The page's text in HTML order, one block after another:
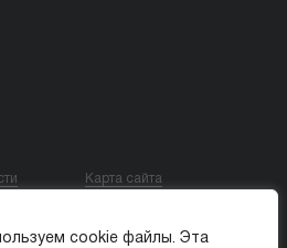
cookie файлы. Эта
Карта сайта